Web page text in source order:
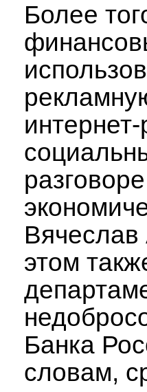
Более
этом
Банка
словам,